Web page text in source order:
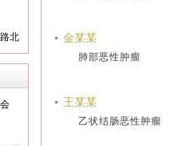
北 金某某
肺部恶性肿瘤
王某某
乙状结肠恶性肿